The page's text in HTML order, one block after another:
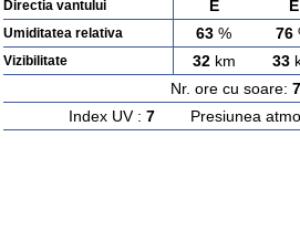
Directia vantului E E
Umiditatea relativa 63 % 76
Vizibilitate 32km 33
Nr. ore cu soare: 7
Index UV : 7Presiunea